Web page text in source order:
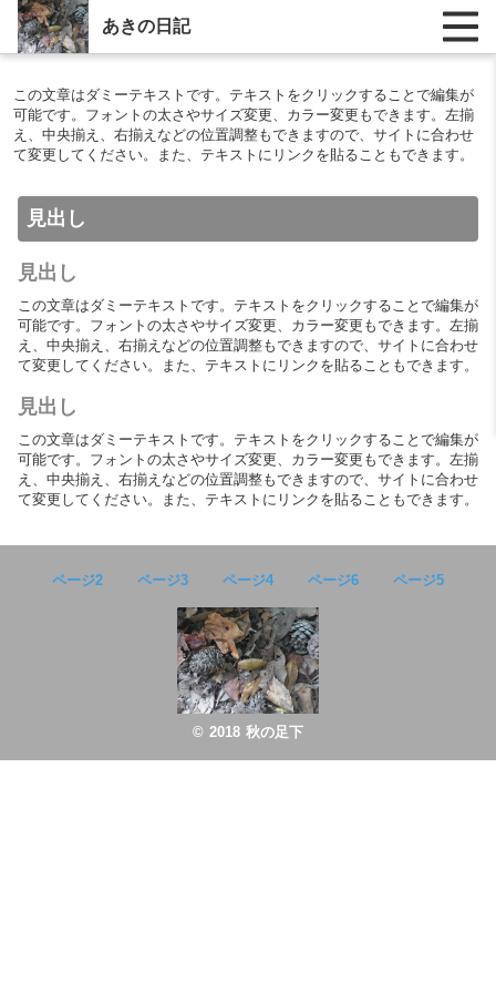
あきの日記
この文章はダミーテキストです。テキストをクリックすることで編集が
可能です。フォントの太さやサイズ変更、カラー変更もできます。左揃
え、中央揃え、右揃えなどの位置調整もできますので、サイトに合わせ
て変更してください。また、テキストにリンクを貼ることもできます。
見出し
見出し
この文章はダミーテキストです。テキストをクリックすることで編集が
可能です。フォントの太さやサイズ変更、カラー変更もできます。左揃
え、中央揃え、右揃えなどの位置調整もできますので、サイトに合わせ
て変更してください。また、テキストにリンクを貼ることもできます。
見出し
この文章はダミーテキストです。テキストをクリックすることで編集が
可能です。フォントの太さやサイズ変更、カラー変更もできます。左揃
え、中央揃え、右揃えなどの位置調整もできますので、サイトに合わせ
て変更してください。また、テキストにリンクを貼ることもできます。
ページ2 ページ3 ページ4 ページ6 ページ5
© 2018 秋の足下